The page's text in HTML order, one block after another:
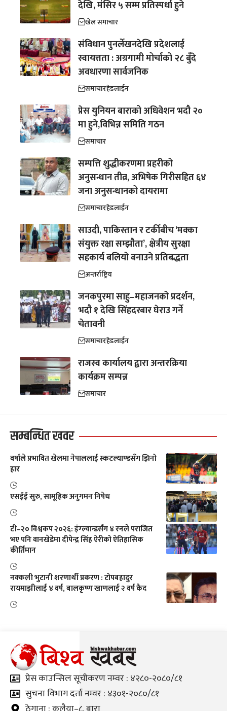
देखि, मंसिर ५ सम्म प्रतिस्पर्धा हुने
खेल समाचार
संविधान पुनर्लेखनदेखि प्रदेशलाई
स्वायत्तता : अग्रगामी मोर्चाको २८ बुँदे
अवधारणा सार्वजनिक
समाचारहेडलाईन
प्रेस युनियन बाराको अधिवेशन भदौ २०
मा हुने,विभिन्न समिति गठन
समाचार
सम्पत्ति शुद्धीकरणमा प्रहरीको
अनुसन्धान तीव्र, अभिषेक गिरीसहित ६४
जना अनुसन्धानको दायरामा
समाचारहेडलाईन
साउदी, पाकिस्तान र टर्कीबीच ‘मक्का
संयुक्त रक्षा सम्झौता’, क्षेत्रीय सुरक्षा
सहकार्य बलियो बनाउने प्रतिबद्धता
अन्तर्राष्ट्रिय
जनकपुरमा साहु–महाजनको प्रदर्शन,
भदौ १ देखि सिंहदरबार घेराउ गर्ने
चेतावनी
समाचारहेडलाईन
राजस्व कार्यालय द्वारा अन्तरक्रिया
कार्यक्रम सम्पन्न
समाचार
सम्बन्धित खवर
वर्षाले प्रभावित खेलमा नेपाललाई स्कटल्याण्डसँग झिनो
हार
एसईई सुरु, सामूहिक अनुगमन निषेध
टी–२० विश्वकप २०२६: इंग्ल्यान्डसँग ४ रनले पराजित
भए पनि वानखेडेमा दीपेन्द्र सिंह ऐरीको ऐतिहासिक
कीर्तिमान
नक्कली भुटानी शरणार्थी प्रकरण : टोपबहादुर
रायमाझीलाई ४ वर्ष, बालकृष्ण खाणलाई २ वर्ष कैद
प्रेस काउन्सिल सूचीकरण नम्वर : ४२८०-२०८०/८१
सुचना विभाग दर्ता नम्वर : ४३०१-२०८०/८१